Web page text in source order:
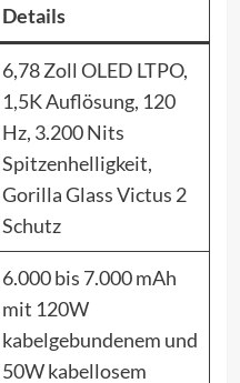
Details
6,78 Zoll OLED LTPO,
1,5K Auflösung, 120
Hz, 3.200 Nits
Spitzenhelligkeit,
Gorilla Glass Victus 2
Schutz
6.000 bis 7.000 mAh
mit 120W
kabelgebundenem und
50W kabellosem